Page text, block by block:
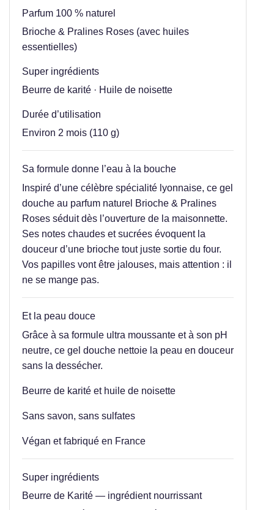
Parfum 100 % naturel
Brioche & Pralines Roses (avec huiles
essentielles)
Super ingrédients
Beurre de karité · Huile de noisette
Durée d’utilisation
Environ 2 mois (110 g)
Sa formule donne l’eau à la bouche
Inspiré d’une célèbre spécialité lyonnaise, ce gel
douche au parfum naturel Brioche & Pralines
Roses séduit dès l’ouverture de la maisonnette.
Ses notes chaudes et sucrées évoquent la
douceur d’une brioche tout juste sortie du four.
Vos papilles vont être jalouses, mais attention : il
ne se mange pas.
Et la peau douce
Grâce à sa formule ultra moussante et à son pH
neutre, ce gel douche nettoie la peau en douceur
sans la dessécher.
Beurre de karité et huile de noisette
Sans savon, sans sulfates
Végan et fabriqué en France
Super ingrédients
Beurre de Karité — ingrédient nourrissant